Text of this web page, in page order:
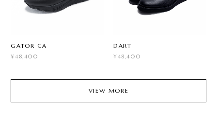
GATOR CA
¥48,400
DART
¥48,400
VIEW MORE